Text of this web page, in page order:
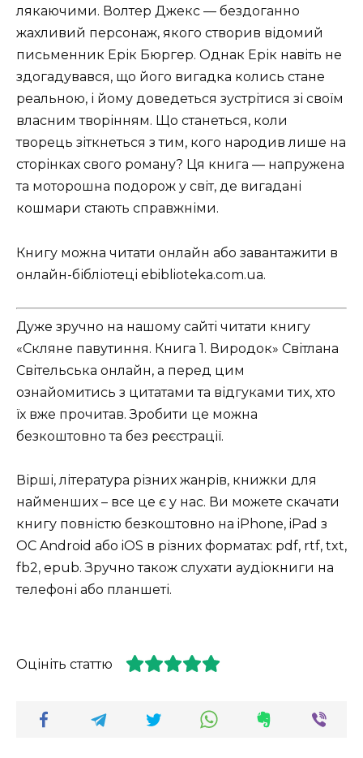
лякаючими. Волтер Джекс — бездоганно
жахливий персонаж, якого створив відомий
письменник Ерік Бюргер. Однак Ерік навіть не
здогадувався, що його вигадка колись стане
реальною, і йому доведеться зустрітися зі своїм
власним творінням. Що станеться, коли
творець зіткнеться з тим, кого народив лише на
сторінках свого роману? Ця книга — напружена
та моторошна подорож у світ, де вигадані
кошмари стають справжніми.
Книгу можна читати онлайн або завантажити в
онлайн-бібліотеці ebiblioteka.com.ua.
Дуже зручно на нашому сайті читати книгу
«Скляне павутиння. Книга 1. Виродок» Світлана
Світельська онлайн, а перед цим
ознайомитись з цитатами та відгуками тих, хто
їх вже прочитав. Зробити це можна
безкоштовно та без реєстрації.
Вірші, література різних жанрів, книжки для
найменших – все це є у нас. Ви можете скачати
книгу повністю безкоштовно на iPhone, iPad з
ОС Android або iOS в різних форматах: pdf, rtf, txt,
fb2, epub. Зручно також слухати аудіокниги на
телефоні або планшеті.
Оцініть статтю